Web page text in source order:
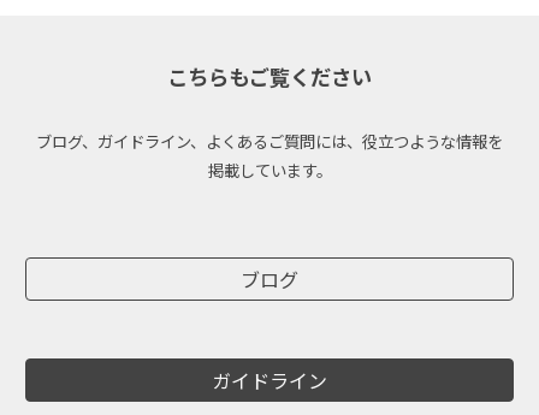
こちらもご覧ください
ブログ、ガイドライン、よくあるご質問には、役立つような情報を
掲載しています。
ブログ
ガイドライン